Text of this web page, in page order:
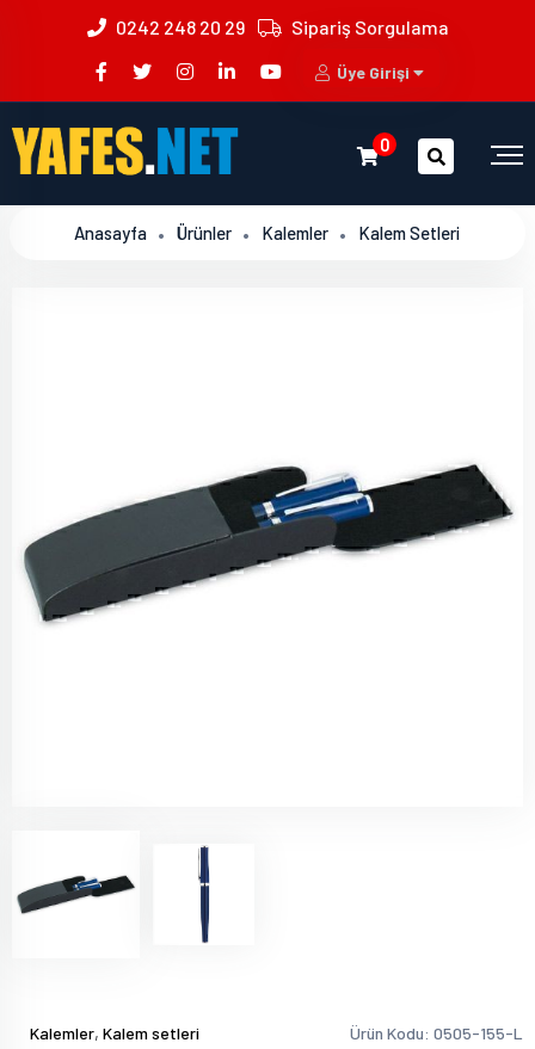
0242 248 20 29 Sipariş Sorgulama
Üye Girişi
0
Anasayfa Ürünler Kalemler Kalem Setleri
Kalemler, Kalem setleri Ürün Kodu: 0505-155-L